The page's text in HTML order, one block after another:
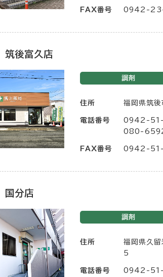
FAX番号 0942-
筑後富久店
調剤
住所 福岡県筑
電話番号
0942-
080-
FAX番号 0942-
国分店
調剤
住所
福岡県久
5
電話番号
0942-